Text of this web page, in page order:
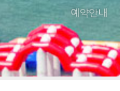
예약안내